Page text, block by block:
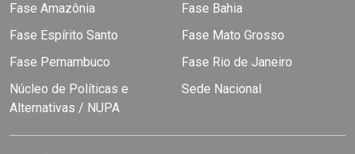
Fase Amazônia
Fase Bahia
Fase Espírito Santo
Fase Mato Grosso
Fase Pernambuco
Fase Rio de Janeiro
Núcleo de Políticas e
Alternativas / NUPA
Sede Nacional